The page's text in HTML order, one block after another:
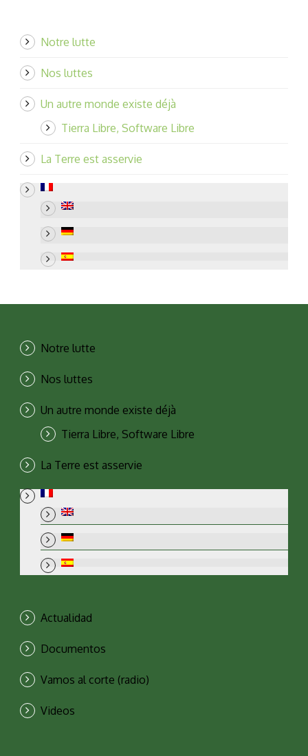
Notre lutte
Nos luttes
Un autre monde existe déjà
Tierra Libre, Software Libre
La Terre est asservie
Notre lutte
Nos luttes
Un autre monde existe déjà
Tierra Libre, Software Libre
La Terre est asservie
Actualidad
Documentos
Vamos al corte (radio)
Videos